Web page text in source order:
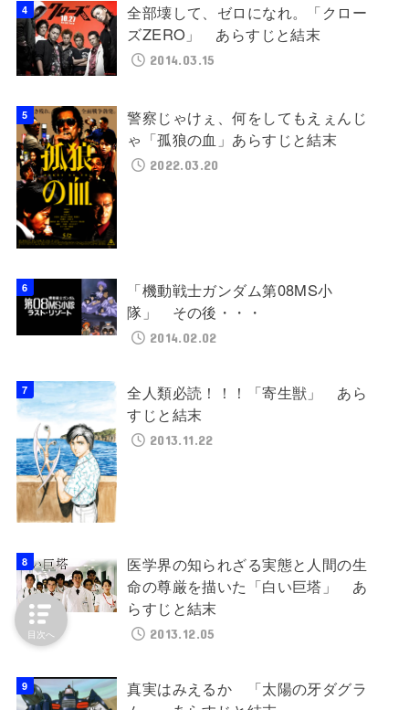
全部壊して、ゼロになれ。「クロー
ズZERO」 あらすじと結末
2014.03.15
警察じゃけぇ、何をしてもえぇんじ
ゃ「孤狼の血」あらすじと結末
2022.03.20
「機動戦士ガンダム第08MS小
隊」 その後・・・
2014.02.02
全人類必読！！！「寄生獣」 あら
すじと結末
2013.11.22
医学界の知られざる実態と人間の生
命の尊厳を描いた「白い巨塔」 あ
らすじと結末
2013.12.05
真実はみえるか 「太陽の牙ダグラ
目次へ